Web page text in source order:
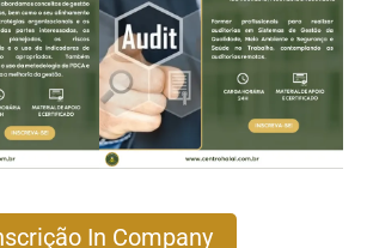
In Company